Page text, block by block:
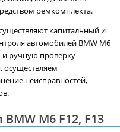
ремкомплекта.
капитальный и
автомобилей BMW M6
ручную проверку
осуществляем
неисправностей,
M6 F12, F13